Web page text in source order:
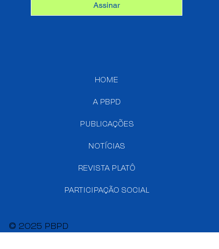
Assinar
HOME
A PBPD
PUBLICAÇÕES
NOTÍCIAS
REVISTA PLATÔ
PARTICIPAÇÃO SOCIAL
© 2025 PBPD